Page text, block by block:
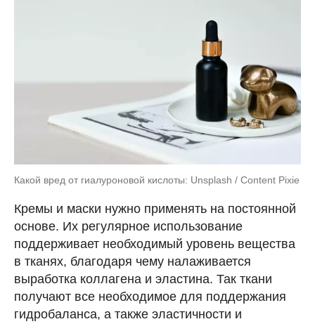
Какой вред от гиалуроновой кислоты: Unsplash / Content Pixie
Кремы и маски нужно применять на постоянной
основе. Их регулярное использование
поддерживает необходимый уровень вещества
в тканях, благодаря чему налаживается
выработка коллагена и эластина. Так ткани
получают все необходимое для поддержания
гидробаланса, а также эластичности и